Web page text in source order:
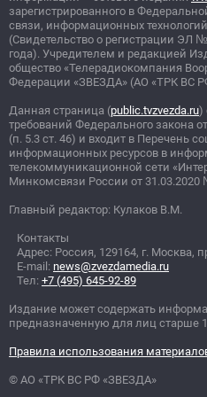
зарегистрированного в
связи, информационных
(Свидетельство о регистрации ЭЛ №
года). Учредителем и редакцией
общество «Телерадиокомпания
Федерации «ЗВЕЗДА» (АО «ТРК ВС
Данная страница (public.tvzvezda.ru)
требований Федерального закона
(п. 5.3 ст. 46) и входит в Перечень
информационных ресурсов в
телекоммуникационной сети
Минкомсвязи России от 31.03.2020
Главный редактор: Кулаков В.М.
Контакты
Адрес: Россия, 129164, г. Москва,
E-mail: news@zvezdamedia.ru
Тел: +7 (495) 645-92-89
Издание может содержать
предназначенную для лиц старше
Правила использования
© АО «ТРК ВС РФ «ЗВЕЗДА»